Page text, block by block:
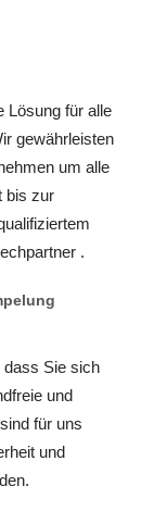
Lösung für alle
gewährleisten
um alle
bis zur
.
dass Sie sich
und
für uns
und